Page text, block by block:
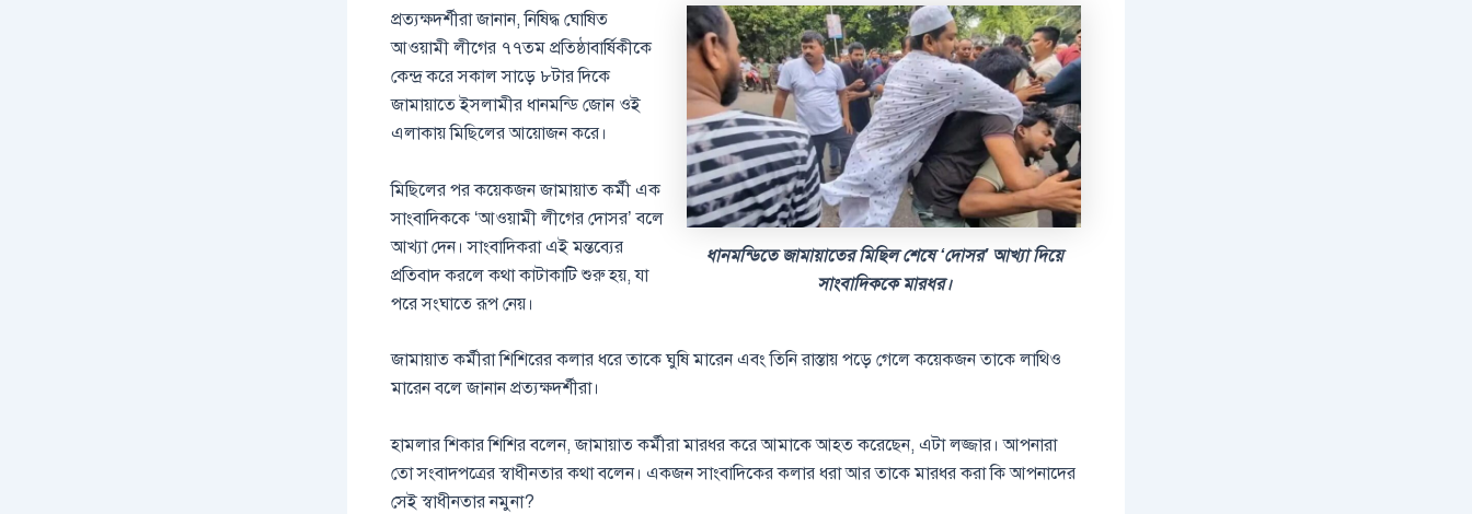
ধানমন্ডিতে জামায়াতের মিছিল শেষে ‘দোসর’ আখ্যা দিয়ে
সাংবাদিককে মারধর।
প্রত্যক্ষদর্শীরা জানান, নিষিদ্ধ ঘোষিত
আওয়ামী লীগের ৭৭তম প্রতিষ্ঠাবার্ষিকীকে
কেন্দ্র করে সকাল সাড়ে ৮টার দিকে
জামায়াতে ইসলামীর ধানমন্ডি জোন ওই
এলাকায় মিছিলের আয়োজন করে।
মিছিলের পর কয়েকজন জামায়াত কর্মী এক
সাংবাদিককে ‘আওয়ামী লীগের দোসর’ বলে
আখ্যা দেন। সাংবাদিকরা এই মন্তব্যের
প্রতিবাদ করলে কথা কাটাকাটি শুরু হয়, যা
পরে সংঘাতে রূপ নেয়।
জামায়াত কর্মীরা শিশিরের কলার ধরে তাকে ঘুষি মারেন এবং তিনি রাস্তায় পড়ে গেলে কয়েকজন তাকে লাথিও
মারেন বলে জানান প্রত্যক্ষদর্শীরা।
হামলার শিকার শিশির বলেন, জামায়াত কর্মীরা মারধর করে আমাকে আহত করেছেন, এটা লজ্জার। আপনারা
তো সংবাদপত্রের স্বাধীনতার কথা বলেন। একজন সাংবাদিকের কলার ধরা আর তাকে মারধর করা কি আপনাদের
সেই স্বাধীনতার নমুনা?